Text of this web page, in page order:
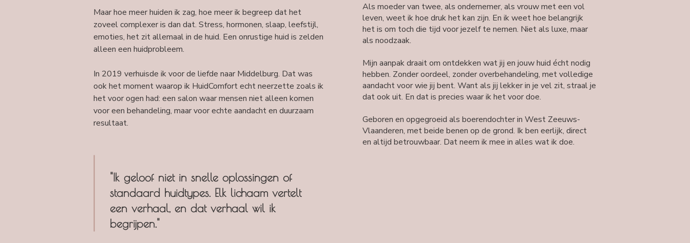
Maar hoe meer huiden ik zag, hoe meer ik begreep dat het
zoveel complexer is dan dat. Stress, hormonen, slaap, leefstijl,
emoties, het zit allemaal in de huid. Een onrustige huid is zelden
alleen een huidprobleem.
In 2019 verhuisde ik voor de liefde naar Middelburg. Dat was
ook het moment waarop ik HuidComfort echt neerzette zoals ik
het voor ogen had: een salon waar mensen niet alleen komen
voor een behandeling, maar voor echte aandacht en duurzaam
resultaat.
Als moeder van twee, als ondernemer, als vrouw met een vol
leven, weet ik hoe druk het kan zijn. En ik weet hoe belangrijk
het is om toch die tijd voor jezelf te nemen. Niet als luxe, maar
als noodzaak.
Mijn aanpak draait om ontdekken wat jij en jouw huid écht nodig
hebben. Zonder oordeel, zonder overbehandeling, met volledige
aandacht voor wie jij bent. Want als jij lekker in je vel zit, straal je
dat ook uit. En dat is precies waar ik het voor doe.
Geboren en opgegroeid als boerendochter in West Zeeuws-
Vlaanderen, met beide benen op de grond. Ik ben eerlijk, direct
en altijd betrouwbaar. Dat neem ik mee in alles wat ik doe.
"Ik geloof niet in snelle oplossingen of
standaard huidtypes. Elk lichaam vertelt
een verhaal, en dat verhaal wil ik
begrijpen."